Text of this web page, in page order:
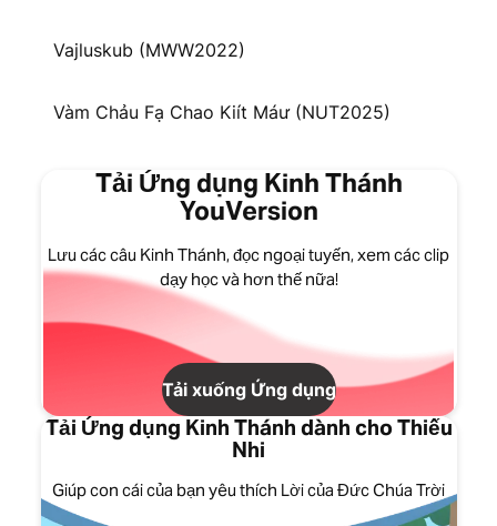
Vajluskub (MWW2022)
Vàm Chảu Fạ Chao Kiít Máư (NUT2025)
Tải Ứng dụng Kinh Thánh
YouVersion
Lưu các câu Kinh Thánh, đọc ngoại tuyến, xem các clip
dạy học và hơn thế nữa!
Tải xuống Ứng dụng
Tải Ứng dụng Kinh Thánh dành cho Thiếu
Nhi
Giúp con cái của bạn yêu thích Lời của Đức Chúa Trời